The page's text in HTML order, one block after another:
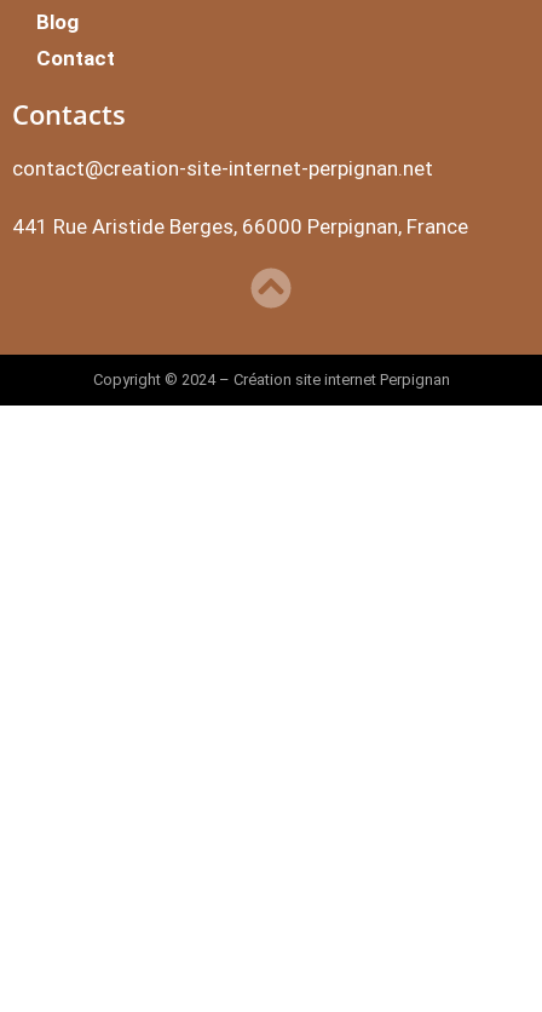
Blog
Contact
Contacts
contact@creation-site-internet-perpignan.net
441 Rue Aristide Berges, 66000 Perpignan, France
Copyright © 2024 – Création site internet Perpignan